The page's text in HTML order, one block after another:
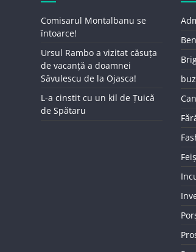
Comisarul Montalbanu se
întoarce!
Ursul Rambo a vizitat căsuța
de vacanță a doamnei
Săvulescu de la Ojasca!
L-a cinstit cu un kil de Țuică
de Spătaru